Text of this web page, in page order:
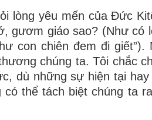
lòng yêu mến của Ðức
gươm giáo sao? (Như có
con chiên đem đi
chúng ta. Tôi chắc
dù những sự hiện tại
thể tách biệt chúng ta